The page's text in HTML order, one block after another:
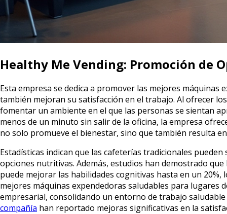
Healthy Me Vending: Promoción de
Esta empresa se dedica a promover las mejores
también mejoran su satisfacción en el trabajo. Al ofrecer
fomentar un ambiente en el que las personas se sientan
menos de un minuto sin salir de la oficina, la empresa
no solo promueve el bienestar, sino que también resulta
Estadísticas indican que las cafeterías tradicionales
opciones nutritivas. Además, estudios han demostrado
puede mejorar las habilidades cognitivas hasta en un
mejores máquinas expendedoras saludables para
empresarial, consolidando un entorno de trabajo
compañía han reportado mejoras significativas en la